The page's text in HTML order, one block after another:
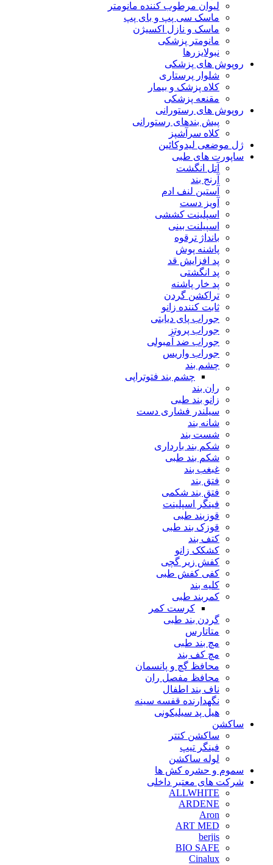
لیوان مرطوب کننده مانومتر
ماسک سی پپ و بای پپ
ماسک و نازل اکسیژن
مانومتر پزشکی
نبولایزرها
روپوش های پزشکی
شلوار پرستاری
کلاه پزشک و بیمار
مقنعه پزشکی
روپوش های رستورانی
پیش بندهای رستورانی
کلاه سرآشپز
ژل موضعی لیدوکائین
ساپورت های طبی
آتل انگشت
آرنج بند
آستین لنف ادم
آویز دست
اسپلینت کششی
اسپیلنت بینی
بانداژ ترقوه
پاشنه پوش
پد افزایش قد
پد انگشتی
پد خار پاشنه
تراکشن گردن
ثابت کننده زانو
جوراب پای دیابتی
جوراب پروتز
جوراب ضد آمبولی
جوراب واریس
چشم بند
چشم بند فتوتراپی
ران بند
زانو بند طبی
سیلندر فشاری دست
شانه بند
شست بند
شکم بند بارداری
شکم بند طبی
غبغب بند
فتق بند
فتق بند شکمی
فینگر اسپلینت
قوزبند طبی
قوزک بند طبی
کتف بند
کشکک زانو
کفش زیر گچی
کفی کفش طبی
کلیه بند
کمربند طبی
کرست کمر
گردن بند طبی
متاتارس
مچ بند طبی
مچ کف بند
محافظ گچ و پانسمان
محافظ مفصل ران
ناف بند اطفال
نگهدارنده قفسه سینه
هیل پد سیلیکونی
ساکشن
ساکشن کتتر
فینگر تیپ
لوله ساکشن
سموم و حشره کش ها
شرکت های معتبر داخلی
ALLWHITE
ARDENE
Aron
ART MED
berjis
BIO SAFE
Cinalux